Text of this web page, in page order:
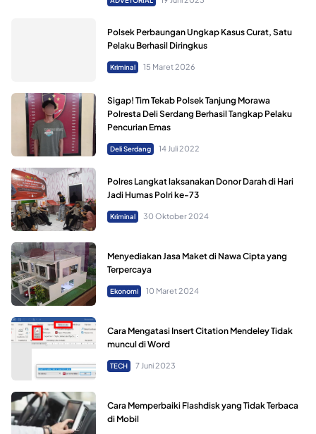
Polsek Perbaungan Ungkap Kasus Curat, Satu
Pelaku Berhasil Diringkus
Kriminal 15 Maret 2026
Sigap! Tim Tekab Polsek Tanjung Morawa
Polresta Deli Serdang Berhasil Tangkap Pelaku
Pencurian Emas
Deli Serdang 14 Juli 2022
Polres Langkat laksanakan Donor Darah di Hari
Jadi Humas Polri ke-73
Kriminal 30 Oktober 2024
Menyediakan Jasa Maket di Nawa Cipta yang
Terpercaya
Ekonomi 10 Maret 2024
Cara Mengatasi Insert Citation Mendeley Tidak
muncul di Word
TECH 7 Juni 2023
Cara Memperbaiki Flashdisk yang Tidak Terbaca
di Mobil